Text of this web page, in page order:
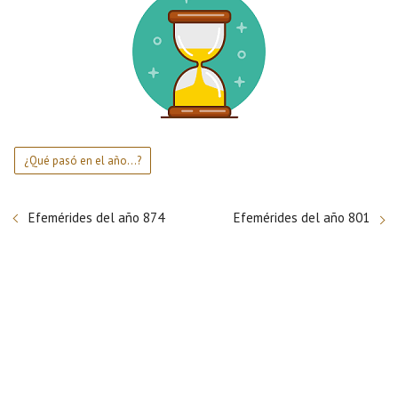
¿Qué pasó en el año...?
Efemérides del año 874 Efemérides del año 801